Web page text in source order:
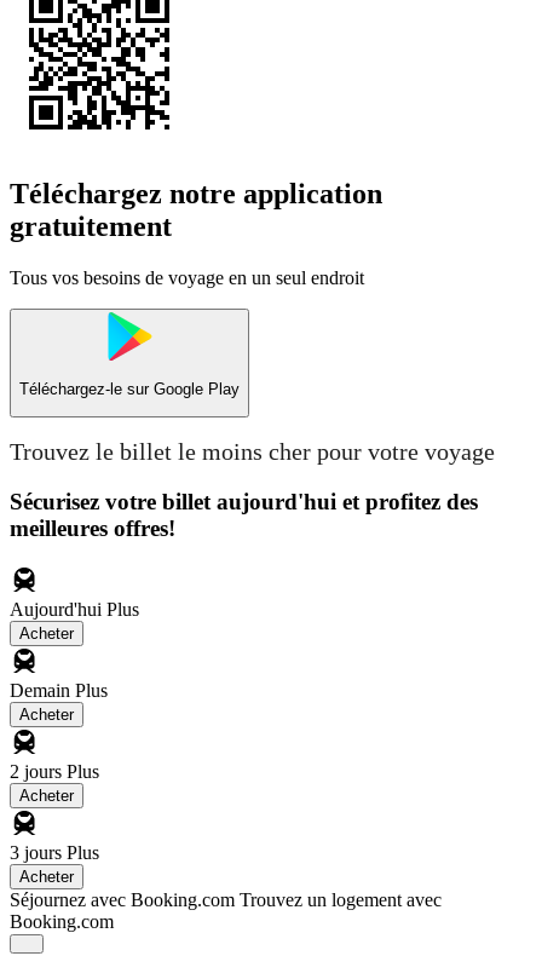
Téléchargez notre application
gratuitement
Tous vos besoins de voyage en un seul endroit
Téléchargez-le sur Google Play
Trouvez le billet le moins cher pour votre voyage
Sécurisez votre billet aujourd'hui et profitez des
meilleures offres!
Aujourd'hui Plus
Acheter
Demain Plus
Acheter
2 jours Plus
Acheter
3 jours Plus
Acheter
Séjournez avec Booking.com Trouvez un logement avec
Booking.com